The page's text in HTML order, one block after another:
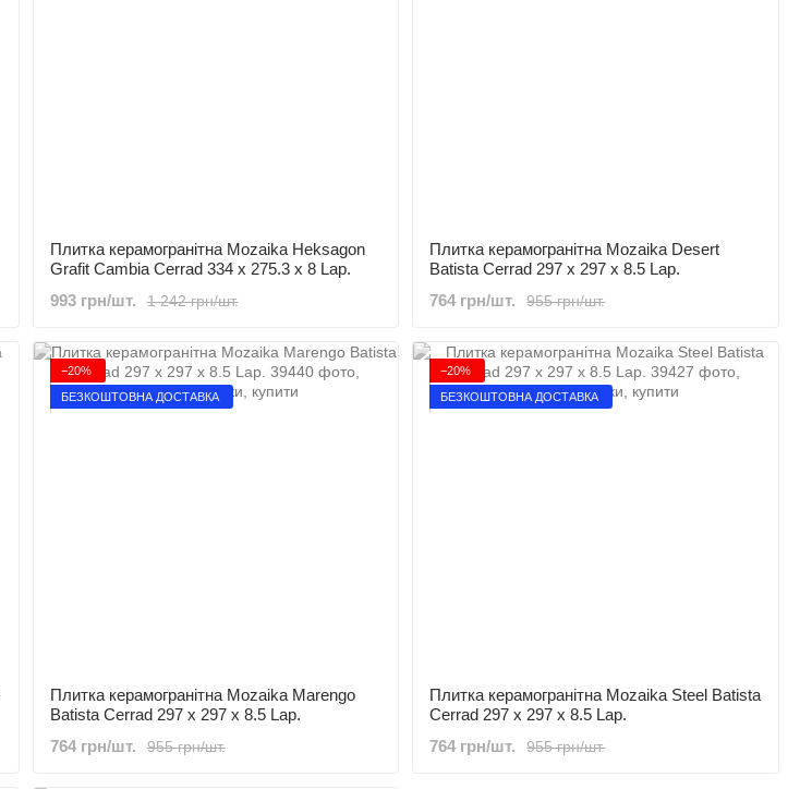
Плитка керамогранітна Mozaika Heksagon
Grafit Cambia Cerrad 334 x 275.3 x 8 Lap.
1 242 грн/шт.
993 грн/шт.
Плитка керамогранітна Mozaika Desert
Batista Cerrad 297 x 297 x 8.5 Lap.
955 грн/шт.
764 грн/шт.
−20%
БЕЗКОШТОВНА ДОСТАВКА
Плитка керамогранітна Mozaika Marengo
Batista Cerrad 297 x 297 x 8.5 Lap.
955 грн/шт.
764 грн/шт.
−20%
БЕЗКОШТОВНА ДОСТАВКА
Плитка керамогранітна Mozaika Steel Batista
Cerrad 297 x 297 x 8.5 Lap.
955 грн/шт.
764 грн/шт.